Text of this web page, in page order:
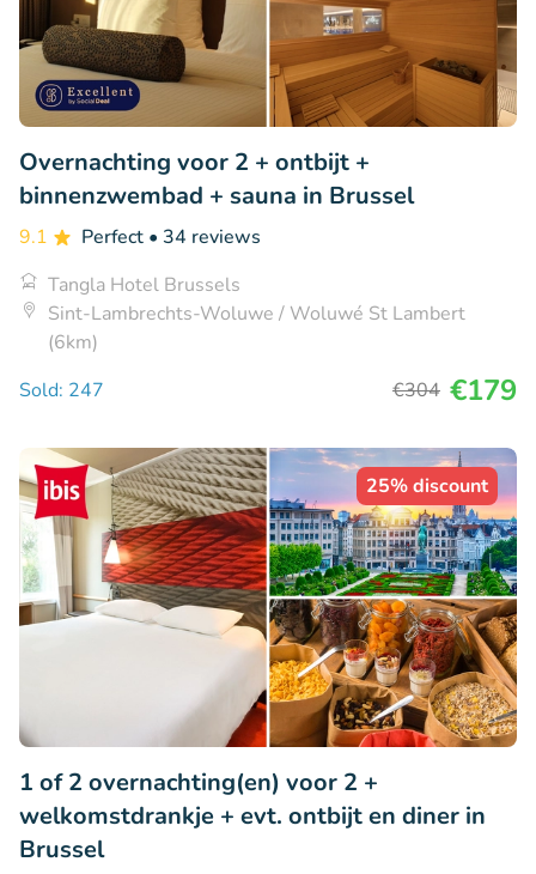
Overnachting voor 2 + ontbijt +
binnenzwembad + sauna in Brussel
9.1 Perfect • 34 reviews
Tangla Hotel Brussels
Sint-Lambrechts-Woluwe / Woluwé St Lambert
(6km)
Sold: 247
€304 €179
25% discount
1 of 2 overnachting(en) voor 2 +
welkomstdrankje + evt. ontbijt en diner in
Brussel